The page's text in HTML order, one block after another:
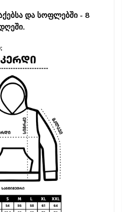
და სოფლებში - 8